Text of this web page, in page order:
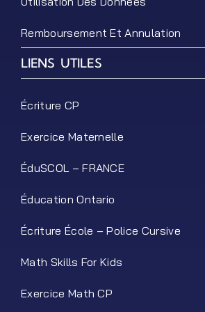
Remboursement Et Annulation
LIENS UTILES
Écriture CP
Exercice Maternelle
ÉduSCOL – FRANCE
Éducation Ontario
Écriture École – Police Cursive
Math Skills For Kids
Exercice Math CP